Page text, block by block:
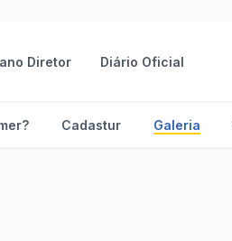
Diretor Diário Oficial
Cadastur Galeria